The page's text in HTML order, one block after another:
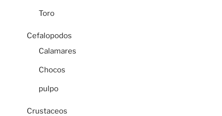
Toro
Cefalopodos
Calamares
Chocos
pulpo
Crustaceos